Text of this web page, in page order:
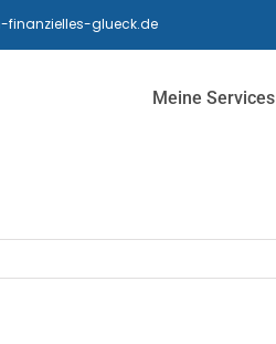
finanzielles-glueck.de
Meine Services